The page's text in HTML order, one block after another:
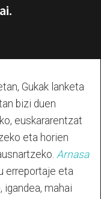
Gukak lanketa
bizi duen
euskararentzat
eta horien
Arnasa
erreportaje eta
mahai